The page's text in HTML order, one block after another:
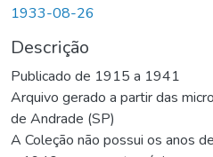
1933-08-26
Descrição
Publicado de 1915 a 1941
Arquivo gerado a partir das
de Andrade (SP)
A Coleção não possui os